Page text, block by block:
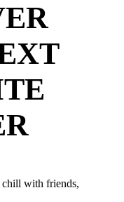
chill with friends,